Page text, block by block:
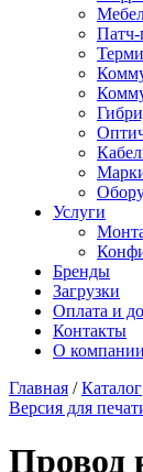
Патч-
Услуги
Бренды
Загрузки
Оплата и
Контакты
О компании
Главная /Каталог
Версия для
Провод